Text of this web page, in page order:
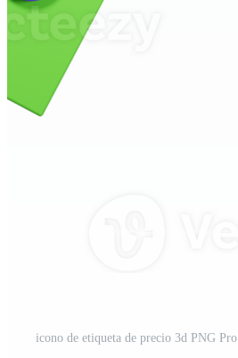
icono de etiqueta de precio 3d PNG Pro